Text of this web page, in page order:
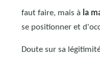
faut faire, mais à la
se positionner et
Doute sur sa